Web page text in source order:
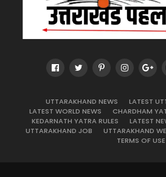
UTTARAKHAND NEWS
LATEST
LATEST WORLD NEWS
CHARDHAM
KEDARNATH YATRA RULES
LATEST
UTTARAKHAND JOB
UTTARAKHAND
TERMS OF USE